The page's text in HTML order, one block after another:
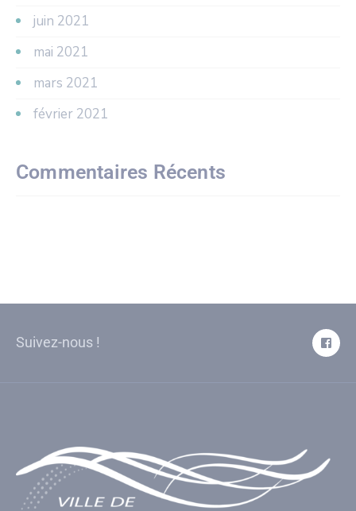
juin 2021
mai 2021
mars 2021
février 2021
Commentaires Récents
Suivez-nous !